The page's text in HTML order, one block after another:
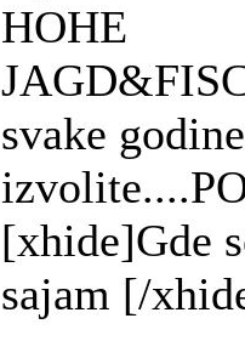
HOHE
svake
[xhide]Gde
sajam [/